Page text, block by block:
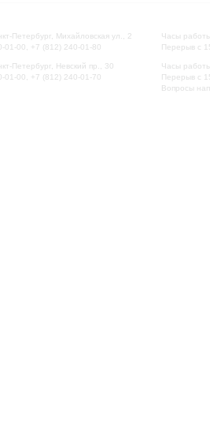
Петербург, Михайловская ул., 2
01-00, +7 (812) 240-01-80
Петербург, Невский пр., 30
01-00, +7 (812) 240-01-70
Часы
Перерыв с
Часы
Перерыв с
Вопросы